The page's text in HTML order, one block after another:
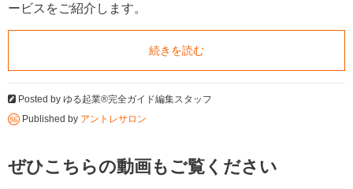
ービスをご紹介します。
続きを読む
Posted by ゆる起業®完全ガイド編集スタッフ
Published by アントレサロン
ぜひこちらの動画もご覧ください